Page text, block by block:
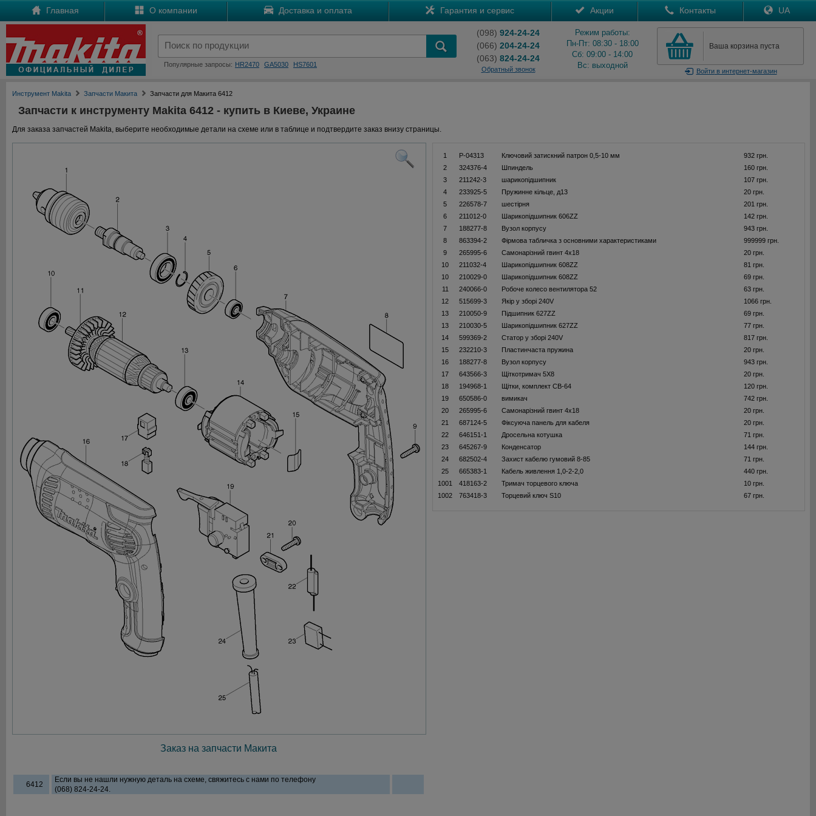
Главная О компании Доставка и оплата Гарантия и сервис Акции Контакты UA
Популярные запросы: HR2470 GA5030 HS7601
(098) 924-24-24
(066) 204-24-24
(063) 824-24-24
Обратный звонок
Режим работы:
Пн-Пт: 08:30 - 18:00
Сб: 09:00 - 14:00
Вс: выходной
Ваша корзина пуста
Войтив интернет-магазин
Инструмент Makita Запчасти Макита Запчасти для Макита 6412
Запчасти к инструменту Makita 6412 - купить в Киеве, Украине
Для заказа запчастей Makita, выберите необходимые детали на схеме или в таблице и подтвердите заказ внизу страницы.
Заказ на запчасти Макита
6412
Если вы не нашли нужную деталь на схеме, свяжитесь с нами по телефону
(068) 824-24-24.
1 P-04313 Ключовий затискний патрон 0,5-10 мм
932 грн.
2
324376-4 Шпиндель
160 грн.
3
211242-3 шарикопідшипник
107 грн.
4
233925-5 Пружинне кільце, д13
20 грн.
5
226578-7 шестірня
201 грн.
6
211012-0 Шарикопідшипник 606ZZ
142 грн.
7
188277-8 Вузол корпусу
943 грн.
8
863394-2 Фiрмова табличка з основними характеристиками
999999 грн.
9
265995-6 Самонарізний гвинт 4x18
20 грн.
10
211032-4 Шарикопідшипник 608ZZ
81 грн.
10
210029-0 Шарикопідшипник 608ZZ
69 грн.
11
240066-0 Робоче колесо вентилятора 52
63 грн.
12
515699-3 Якір у зборі 240V
1066 грн.
13
210050-9 Підшипник 627ZZ
69 грн.
13
210030-5 Шарикопідшипник 627ZZ
77 грн.
14
599369-2 Статор у зборі 240V
817 грн.
15
232210-3 Пластинчаста пружина
20 грн.
16
188277-8 Вузол корпусу
943 грн.
17
643566-3 Щiткотримач 5X8
20 грн.
18
194968-1 Щітки, комплект CB-64
120 грн.
19
650586-0 вимикач
742 грн.
20
265995-6 Самонарізний гвинт 4x18
20 грн.
21
687124-5 Фіксуюча панель для кабеля
20 грн.
22
646151-1 Дросельна котушка
71 грн.
23
645267-9 Конденсатор
144 грн.
24
682502-4 Захист кабелю гумовий 8-85
71 грн.
25
665383-1 Кабель живлення 1,0-2-2,0
440 грн.
1001
418163-2 Тримач торцевого ключа
10 грн.
1002
763418-3 Торцевий ключ S10 67 грн.